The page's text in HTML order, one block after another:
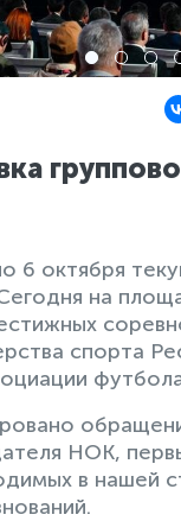
6 октября
на
спорта
НОК,
в нашей